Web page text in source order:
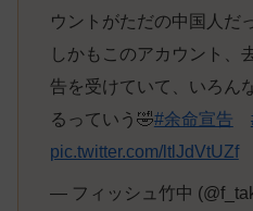
ウントがただの中国人だ
しかもこのアカウント、
告を受けていて、いろん
るっていう🤣#余命宣告
pic.twitter.com/ltlJdVtUZf
— フィッシュ竹中